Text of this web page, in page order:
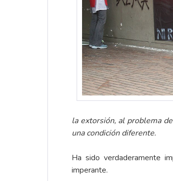
la extorsión, al problema
una condición diferente.
Ha sido verdaderamente
imperante.